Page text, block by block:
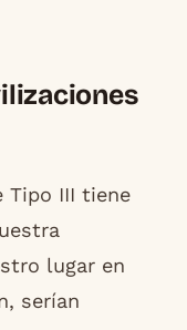
Tipo III tiene
lugar en
serían